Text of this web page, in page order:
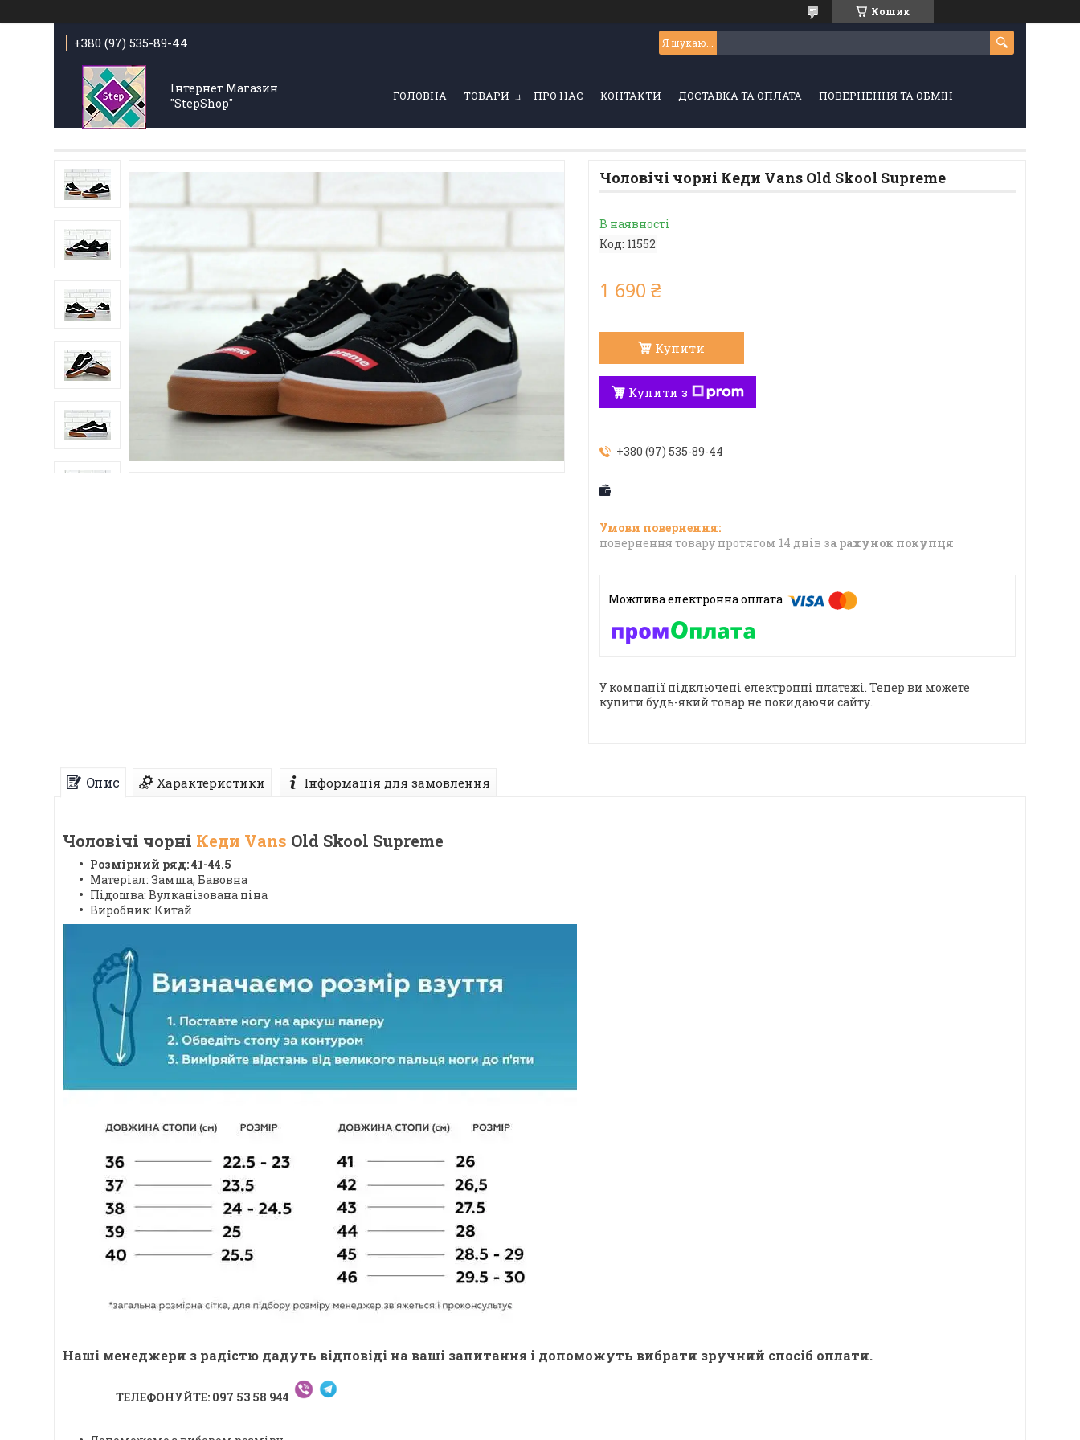
Кошик
+380 (97) 535-89-44
Інтернет Магазин
"StepShop"
ГОЛОВНА ТОВАРИ ПРО НАС КОНТАКТИ ДОСТАВКА ТА ОПЛАТА ПОВЕРНЕННЯ ТА ОБМІН
Чоловічі чорні Кеди Vans Old Skool Supreme
В наявності
Код: 11552
1 690 ₴
Купити
Купити з
+380 (97) 535-89-44
повернення товару протягом 14 днів за рахунок покупця
У компанії підключені електронні платежі. Тепер ви можете
купити будь-який товар не покидаючи сайту.
Опис Характеристики Інформація для замовлення
Чоловічі чорні Кеди Vans Old Skool Supreme
Розмірний ряд: 41-44.5
Матеріал: Замша, Бавовна
Підошва: Вулканізована піна
Виробник: Китай
Наші менеджери з радістю дадуть відповіді на ваші запитання і допоможуть вибрати зручний спосіб оплати.
ТЕЛЕФОНУЙТЕ: 097 53 58 944